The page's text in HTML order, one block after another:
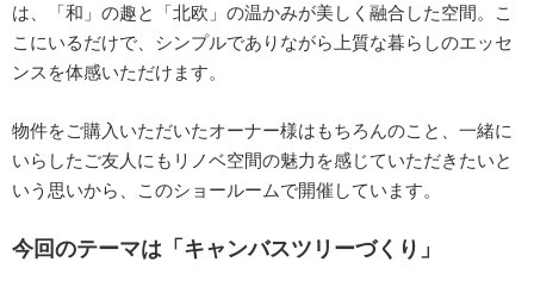
は、「和」の趣と「北欧」の温かみが美しく融合した空間。こ
こにいるだけで、シンプルでありながら上質な暮らしのエッセ
ンスを体感いただけます。
物件をご購入いただいたオーナー様はもちろんのこと、一緒に
いらしたご友人にもリノベ空間の魅力を感じていただきたいと
いう思いから、このショールームで開催しています。
今回のテーマは「キャンバスツリーづくり」